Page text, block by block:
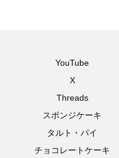
YouTube
X
Threads
スポンジケーキ
タルト・パイ
チョコレートケーキ